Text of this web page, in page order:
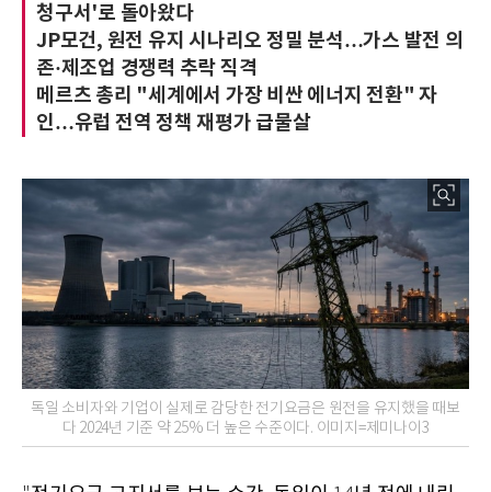
청구서'로 돌아왔다
JP모건, 원전 유지 시나리오 정밀 분석…가스 발전 의
존·제조업 경쟁력 추락 직격
메르츠 총리 "세계에서 가장 비싼 에너지 전환" 자
인…유럽 전역 정책 재평가 급물살
독일 소비자와 기업이 실제로 감당한 전기요금은 원전을 유지했을 때보
다 2024년 기준 약 25% 더 높은 수준이다. 이미지=제미나이3